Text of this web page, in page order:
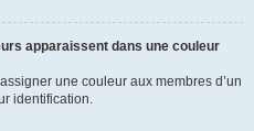
apparaissent dans une couleur
une couleur aux membres d’un
identification.